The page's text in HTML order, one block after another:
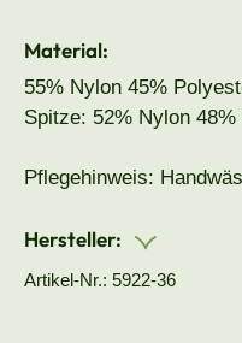
Material:
55% Nylon 45%
Spitze: 52% Nylon 48%
Pflegehinweis:
Hersteller:
Artikel-Nr.: 5922-36